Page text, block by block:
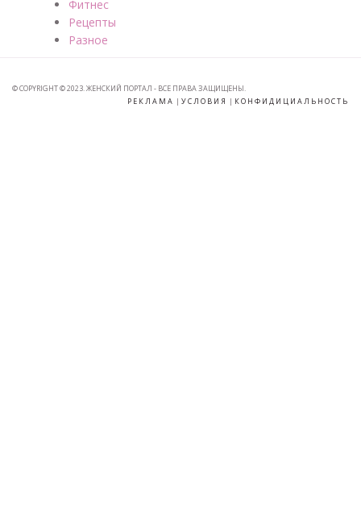
Фитнес
Рецепты
Разное
© COPYRIGHT © 2023. ЖЕНСКИЙ ПОРТАЛ - ВСЕ ПРАВА ЗАЩИЩЕНЫ.
РЕКЛАМА | УСЛОВИЯ | КОНФИДИЦИАЛЬНОСТЬ